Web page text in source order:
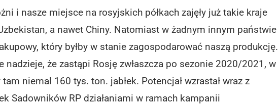
i nasze miejsce na rosyjskich półkach zajęły już takie kraje
a nawet Chiny. Natomiast w żadnym innym państwie
który byłby w stanie zagospodarować naszą produkcję.
nadzieje, że zastąpi Rosję zwłaszcza po sezonie 2020/2021, w
niemal 160 tys. ton. jabłek. Potencjał wzrastał wraz z
Sadowników RP działaniami w ramach kampanii